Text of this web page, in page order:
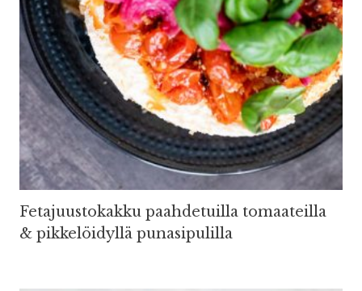
Fetajuustokakku paahdetuilla tomaateilla
& pikkelöidyllä punasipulilla